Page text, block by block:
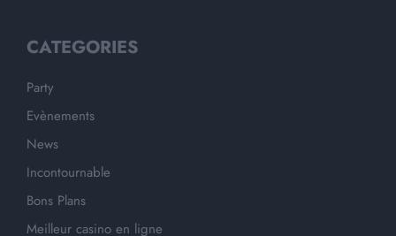
CATEGORIES
Party
Evènements
News
Incontournable
Bons Plans
Meilleur casino en ligne